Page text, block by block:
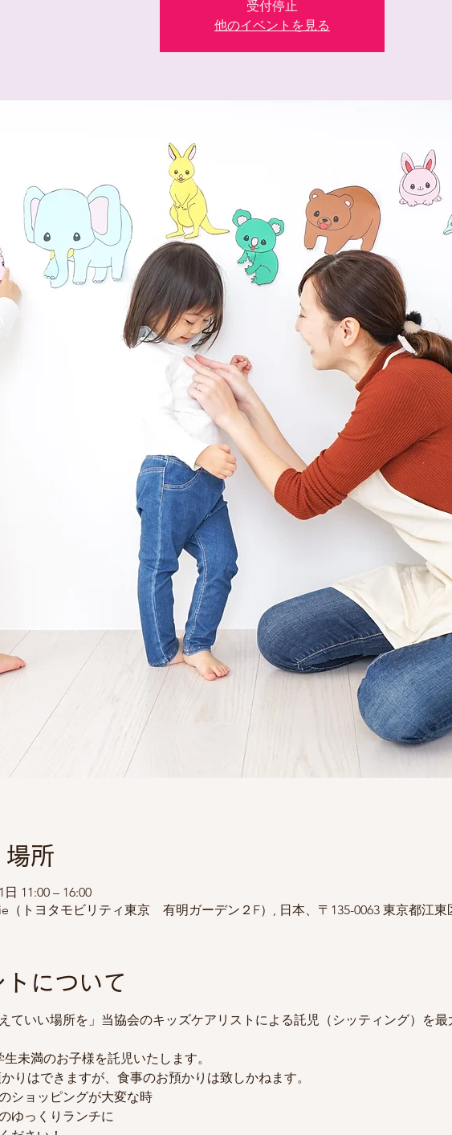
受付停止
他のイベントを見る
場所
日 11:00 – 16:00
（トヨタモビリティ東京 有明ガーデン２F）, 日本、〒135-0063 東京都江東
トについて
えていい場所を」当協会のキッズケアリストによる託児（シッティング）を
未満のお子様を託児いたします。
りはできますが、食事のお預かりは致しかねます。
ショッピングが大変な時
ゆっくりランチに